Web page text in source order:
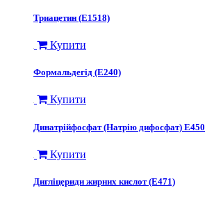
Триацетин (E1518)
Купити
Формальдегід (E240)
Купити
Динатрійфосфат (Натрію дифосфат) Е450
Купити
Дигліцериди жирних кислот (Е471)